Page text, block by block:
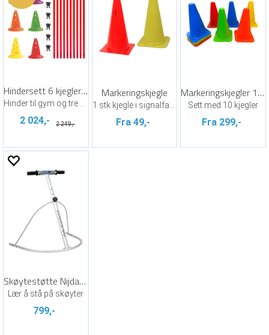
Hindersett 6 kjegler og 10 stenger
2 024,- 2 249,-
Markeringskjegle
Fra 49,-
Markeringskjegler 10 stk
Sett med 10 kjegler
Fra 299,-
Skøytestøtte Nijdam® Sølv
Lær å stå på skøyter
799,-